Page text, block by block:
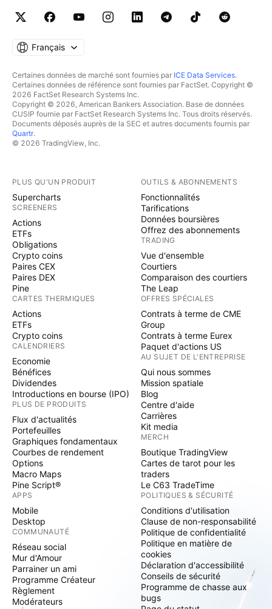
Français
Certaines données de marché sont fournies par ICE Data Services.
Certaines données de référence sont fournies par FactSet. Copyright ©
2026 FactSet Research Systems Inc.
Copyright © 2026, American Bankers Association. Base de données
CUSIP fournie par FactSet Research Systems Inc. Tous droits réservés.
Documents déposés auprès de la SEC et autres documents fournis par
Quartr.
© 2026 TradingView, Inc.
PLUS QU'UN PRODUIT
Supercharts
SCREENERS
Actions
ETFs
Obligations
Crypto coins
Paires CEX
Paires DEX
Pine
CARTES THERMIQUES
Actions
ETFs
Crypto coins
CALENDRIERS
Economie
Bénéfices
Dividendes
Introductions en bourse (IPO)
PLUS DE PRODUITS
Flux d'actualités
Portefeuilles
Graphiques fondamentaux
Courbes de rendement
Options
Macro Maps
Pine Script®
APPS
Mobile
Desktop
COMMUNAUTÉ
Réseau social
Mur d'Amour
Parrainer un ami
Programme Créateur
Règlement
Modérateurs
OUTILS & ABONNEMENTS
Fonctionnalités
Tarifications
Données boursières
Offrez des abonnements
TRADING
Vue d'ensemble
Courtiers
Comparaison des courtiers
The Leap
OFFRES SPÉCIALES
Contrats à terme de CME
Group
Contrats à terme Eurex
Paquet d'actions US
AU SUJET DE L'ENTREPRISE
Qui nous sommes
Mission spatiale
Blog
Centre d'aide
Carrières
Kit media
MERCH
Boutique TradingView
Cartes de tarot pour les
traders
Le C63 TradeTime
POLITIQUES & SÉCURITÉ
Conditions d'utilisation
Clause de non-responsabilité
Politique de confidentialité
Politique en matière de
cookies
Déclaration d'accessibilité
Conseils de sécurité
Programme de chasse aux
bugs